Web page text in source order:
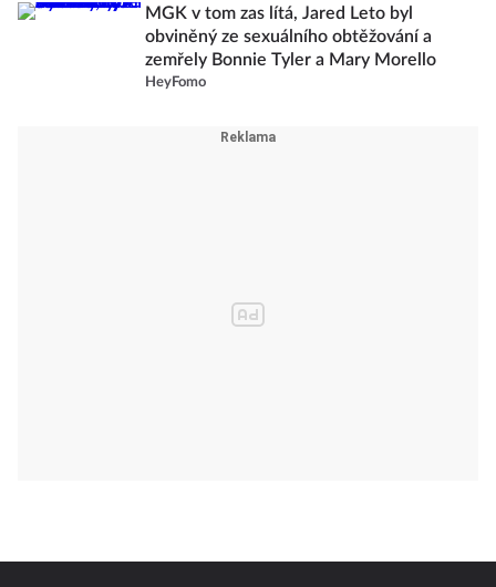
MGK v tom zas lítá, Jared Leto byl
obviněný ze sexuálního obtěžování a
zemřely Bonnie Tyler a Mary Morello
HeyFomo